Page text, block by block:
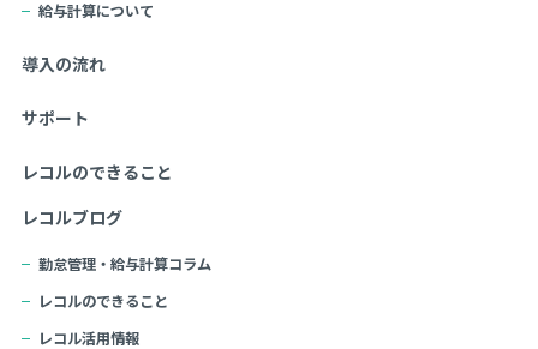
給与計算について
導入の流れ
サポート
レコルのできること
レコルブログ
勤怠管理・給与計算コラム
レコルのできること
レコル活用情報